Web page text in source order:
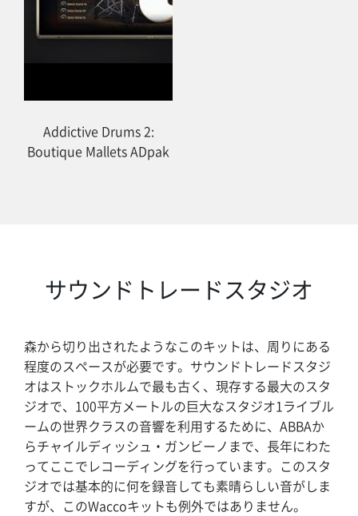
Addictive Drums 2:
Boutique Mallets ADpak
サウンドトレードスタジオ
森から切り出されたようなこのキットは、周りにある
程度のスペースが必要です。サウンドトレードスタジ
オはストックホルムで最も古く、現存する最大のスタ
ジオで、100平方メートルの巨大なスタジオ1ライブル
ームの世界クラスの音響を利用するために、ABBAか
らチャイルディッシュ・ガンビーノまで、長年にわた
ってここでレコーディングを行っています。このスタ
ジオでは基本的に何を録音しても素晴らしい音がしま
すが、このWaccoキットも例外ではありません。